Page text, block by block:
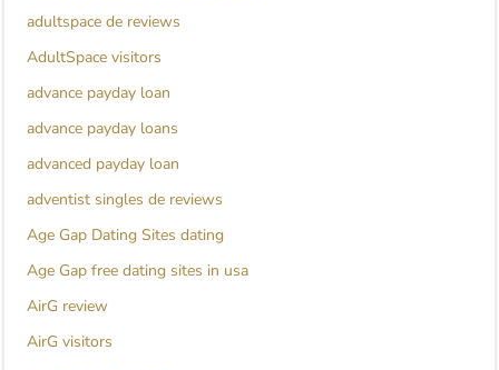
adultspace de reviews
AdultSpace visitors
advance payday loan
advance payday loans
advanced payday loan
adventist singles de reviews
Age Gap Dating Sites dating
Age Gap free dating sites in usa
AirG review
AirG visitors